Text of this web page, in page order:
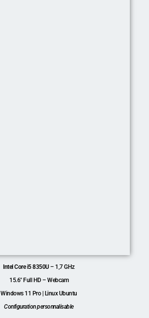
Intel Core i5 8350U– 1,7 GHz
15.6″ Full HD – Webcam
Windows 11 Pro | Linux Ubuntu
Configuration personnalisable